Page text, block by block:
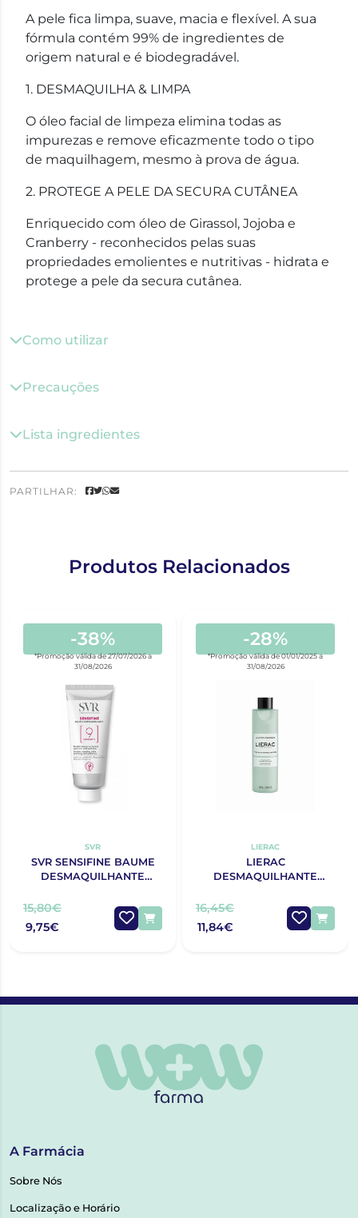
A pele fica limpa, suave, macia e flexível. A sua
fórmula contém 99% de ingredientes de
origem natural e é biodegradável.
1. DESMAQUILHA & LIMPA
O óleo facial de limpeza elimina todas as
impurezas e remove eficazmente todo o tipo
de maquilhagem, mesmo à prova de água.
2. PROTEGE A PELE DA SECURA CUTÂNEA
Enriquecido com óleo de Girassol, Jojoba e
Cranberry - reconhecidos pelas suas
propriedades emolientes e nutritivas - hidrata e
protege a pele da secura cutânea.
Como utilizar
Precauções
Lista ingredientes
PARTILHAR:
Produtos Relacionados
-38%
*Promoção válida de 27/07/2026 a
31/08/2026
SVR
SVR SENSIFINE BAUME
DESMAQUILHANTE
15,80€
9,75€
-28%
*Promoção válida de 01/01/2025 a
31/08/2026
LIERAC
LIERAC
DESMAQUILHANTE
16,45€
11,84€
A Farmácia
Sobre Nós
Localização e Horário